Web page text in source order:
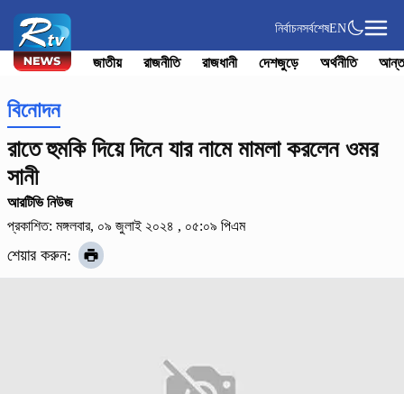
নির্বাচনসর্বশেষEN
জাতীয় রাজনীতি রাজধানী দেশজুড়ে অর্থনীতি
বিনোদন
রাতে হুমকি দিয়ে দিনে যার নামে মামলা করলেন ওমর
সানী
আরটিভি নিউজ
প্রকাশিত: মঙ্গলবার, ০৯ জুলাই ২০২৪ , ০৫:০৯ পিএম
শেয়ার করুন: